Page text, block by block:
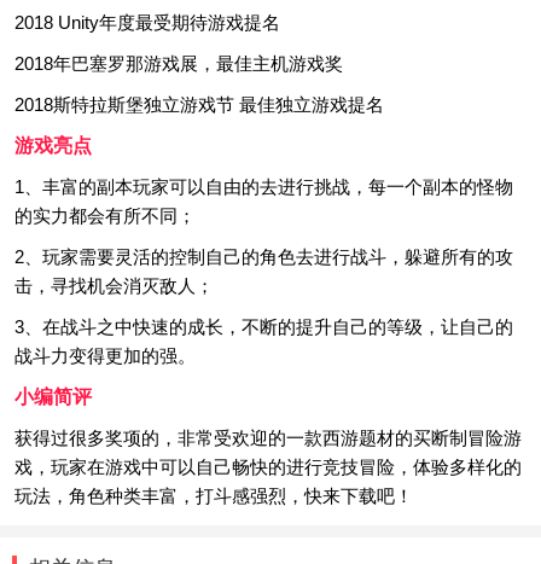
2018 Unity年度最受期待游戏提名
2018年巴塞罗那游戏展，最佳主机游戏奖
2018斯特拉斯堡独立游戏节 最佳独立游戏提名
游戏亮点
1、丰富的副本玩家可以自由的去进行挑战，每一个副本的怪物
的实力都会有所不同；
2、玩家需要灵活的控制自己的角色去进行战斗，躲避所有的攻
击，寻找机会消灭敌人；
3、在战斗之中快速的成长，不断的提升自己的等级，让自己的
战斗力变得更加的强。
小编简评
获得过很多奖项的，非常受欢迎的一款西游题材的买断制冒险游
戏，玩家在游戏中可以自己畅快的进行竞技冒险，体验多样化的
玩法，角色种类丰富，打斗感强烈，快来下载吧！